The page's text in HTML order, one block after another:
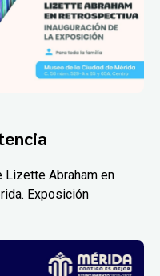
Lizette Abraham en
Exposición